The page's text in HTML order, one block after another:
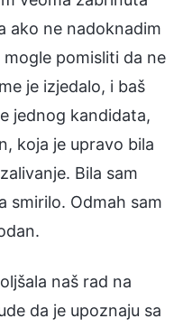
ako ne nadoknadim
pomisliti da ne
je izjedalo, i baš
jednog kandidata,
koja je upravo bila
Bila sam
smirilo. Odmah sam
naš rad na
da je upoznaju sa